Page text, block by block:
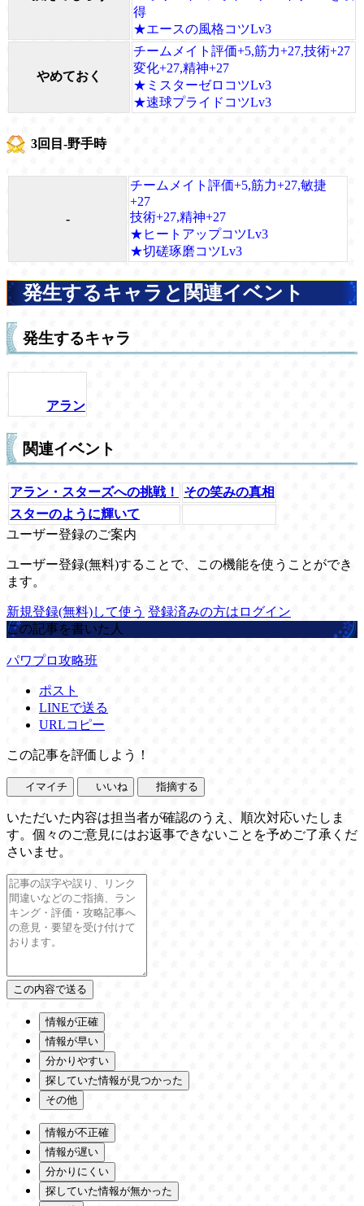
得
★エースの風格コツLv3
やめておく
チームメイト評価+5,筋力+27,技術+27
変化+27,精神+27
★ミスターゼロコツLv3
★速球プライドコツLv3
3回目-野手時
-
チームメイト評価+5,筋力+27,敏捷
+27
技術+27,精神+27
★ヒートアップコツLv3
★切磋琢磨コツLv3
発生するキャラと関連イベント
発生するキャラ
アラン
関連イベント
アラン・スターズへの挑戦！
その笑みの真相
スターのように輝いて
ユーザー登録のご案内
ユーザー登録(無料)することで、この機能を使うことができ
ます。
新規登録(無料)して使う 登録済みの方はログイン
この記事を書いた人
パワプロ攻略班
ポスト
LINEで送る
URLコピー
この記事を評価しよう！
イマイチ いいね 指摘する
いただいた内容は担当者が確認のうえ、順次対応いたしま
す。個々のご意見にはお返事できないことを予めご了承くだ
さいませ。
情報が正確
情報が早い
分かりやすい
探していた情報が見つかった
その他
情報が不正確
情報が遅い
分かりにくい
探していた情報が無かった